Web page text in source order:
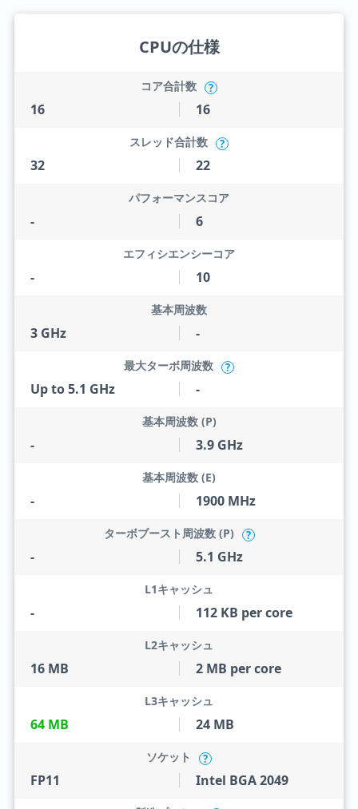
CPUの仕様
16
コア合計数 ?
16
32
スレッド合計数 ?
22
-
パフォーマンスコア
6
-
エフィシエンシーコア
10
3 GHz
基本周波数
-
Up to 5.1 GHz
最大ターボ周波数 ?
-
-
基本周波数 (P)
3.9 GHz
-
基本周波数 (E)
1900 MHz
-
ターボブースト周波数 (P) ?
5.1 GHz
-
L1キャッシュ
112 KB per core
16 MB
L2キャッシュ
2 MB per core
64 MB
L3キャッシュ
24 MB
FP11
ソケット ?
Intel BGA 2049